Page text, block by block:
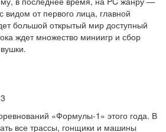
видом от первого лица, главной
большой открытый мир доступный
ждет множество миниигр и сбор
«Формулы-1» этого года. В
все трассы, гонщики и машины